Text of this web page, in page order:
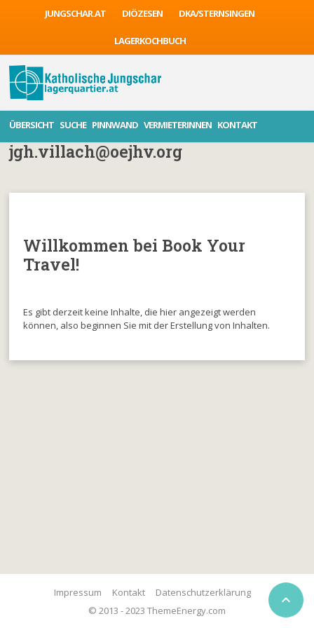
JUNGSCHAR.AT DIÖZESEN DKA/STERNSINGEN
LAGERKOCHBUCH
ÜBERSICHT SUCHE PINNWAND VERMIETERINNEN KONTAKT
jgh.villach@oejhv.org
Willkommen bei Book Your
Travel!
Es gibt derzeit keine Inhalte, die hier angezeigt werden
können, also beginnen Sie mit der Erstellung von Inhalten.

© 2013 - 2023 ThemeEnergy.com
Impressum Kontakt Datenschutzerklärung